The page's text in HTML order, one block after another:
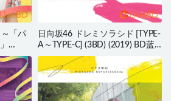
「パ
日向坂46 ドレミソラシド [TYPE-
A～TYPE-C] (3BD) (2019) BD蓝
光原盘 47.8G